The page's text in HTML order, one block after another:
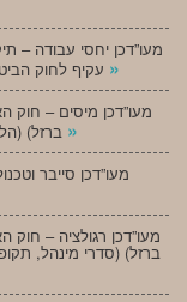
»
מעו”דכן מיסים – חוק
»
מעו”דכן סייבר
מעו”דכן רגולציה –
ברזל) (סדרי מינהל, תקופות